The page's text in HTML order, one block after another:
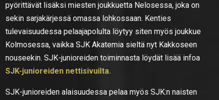
pyörittävät lisäksi miesten joukkuetta Nelosessa, joka on
sekin sarjakärjessä omassa lohkossaan. Kenties
tulevaisuudessa pelaajapolulta löytyy siten myös joukkue
Kolmosessa, vaikka SJK Akatemia sieltä nyt Kakkoseen
nouseekin. SJK-junioreiden toiminnasta löydät lisää infoa
SJK-junioreiden nettisivuilta.
SJK-junioreiden alaisuudessa pelaa myös SJK:n naisten